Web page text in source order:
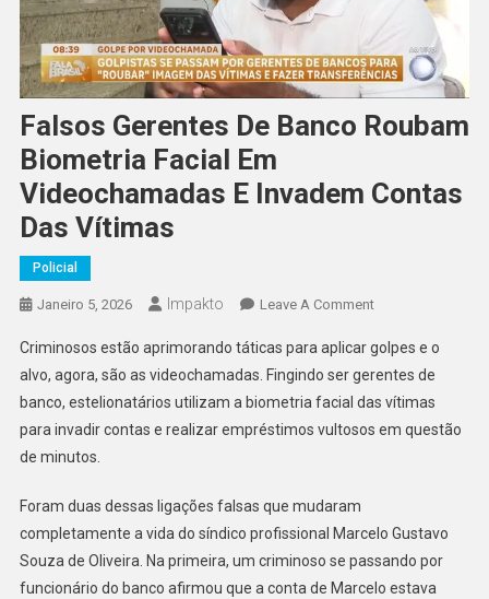
Falsos Gerentes De Banco Roubam
Biometria Facial Em
Videochamadas E Invadem Contas
Das Vítimas
Policial
Janeiro 5, 2026 Impakto Leave A CommentOn
Gerentes
De
Banco
Roubam
Videochamadas
E
Invadem
Criminosos estão aprimorando táticas para aplicar golpes e o
alvo, agora, são as videochamadas. Fingindo ser gerentes de
banco, estelionatários utilizam a biometria facial das vítimas
para invadir contas e realizar empréstimos vultosos em questão
de minutos.
Foram duas dessas ligações falsas que mudaram
completamente a vida do síndico profissional Marcelo Gustavo
Souza de Oliveira. Na primeira, um criminoso se passando por
funcionário do banco afirmou que a conta de Marcelo estava